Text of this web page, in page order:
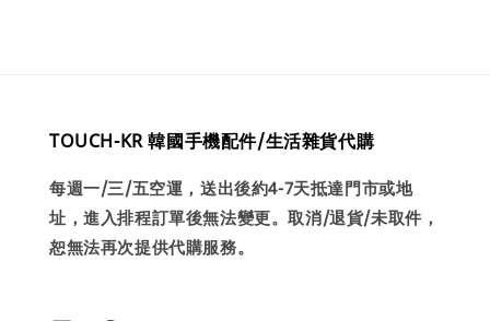
TOUCH-KR 韓國手機配件/生活雜貨代購
每週一/三/五空運，送出後約4-7天抵達門市或地
址，進入排程訂單後無法變更。取消/退貨/未取件，
恕無法再次提供代購服務。